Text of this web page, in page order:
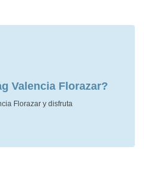
Valencia Florazar?
Florazar y disfruta